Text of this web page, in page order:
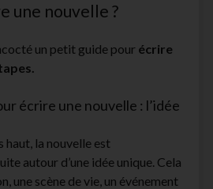
une nouvelle ?
un petit guide pour écrire
écrire une nouvelle : l’idée
haut, la nouvelle est
autour d’une idée unique. Cela
une scène de vie, un événement